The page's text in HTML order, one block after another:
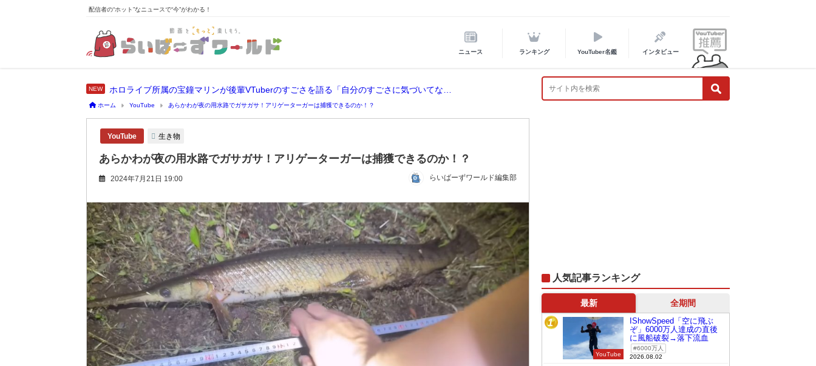
配信者の“ホット”なニュースで“今”がわかる！
ニュース ランキング YouTuber名鑑 インタビュー
ホーム YouTube あらかわが夜の用水路でガサガサ！アリゲーターガーは捕獲できるのか！？
YouTube 生き物
あらかわが夜の用水路でガサガサ！アリゲーターガーは捕獲できるのか！？
2024年7月21日 19:00 らいばーずワールド編集部
人気記事ランキング
最新 全期間
1
YouTube
IShowSpeed「空に飛ぶ
ぞ」6000万人達成の直後
に風船破裂→落下流血
6000万人
2026.08.02